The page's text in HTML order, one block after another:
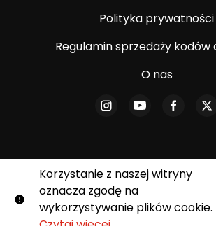
Korzystanie z naszej witryny
oznacza zgodę na
wykorzystywanie plików cookie.
Polityka prywatności
Regulamin sprzedaży kodów
O nas
© E-Kino Pod Baranami.
zastrzeżone.
Obsługiwane przez